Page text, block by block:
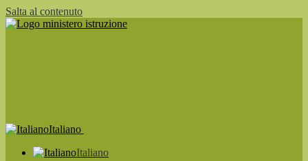
Salta al contenuto
Italiano
Italiano